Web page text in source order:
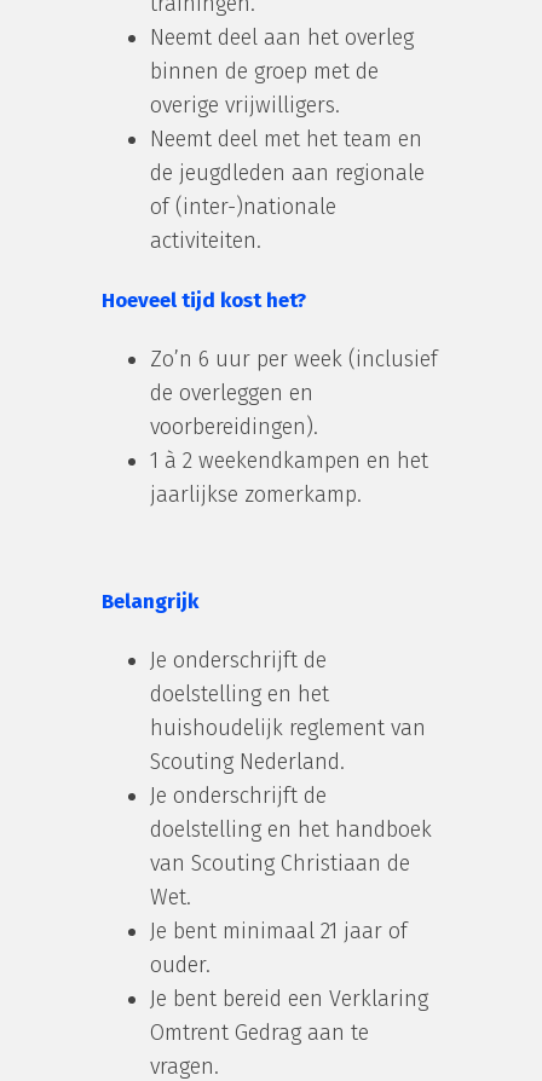
Neemt deel aan het overleg
binnen de groep met de
overige vrijwilligers.
Neemt deel met het team en
de jeugdleden aan regionale
of (inter-)nationale
activiteiten.
Hoeveel tijd kost het?
Zo’n 6 uur per week (inclusief
de overleggen en
voorbereidingen).
1 à 2 weekendkampen en het
jaarlijkse zomerkamp.
Belangrijk
Je onderschrijft de
doelstelling en het
huishoudelijk reglement van
Scouting Nederland.
Je onderschrijft de
doelstelling en het handboek
van Scouting Christiaan de
Wet.
Je bent minimaal 21 jaar of
ouder.
Je bent bereid een Verklaring
Omtrent Gedrag aan te
vragen.